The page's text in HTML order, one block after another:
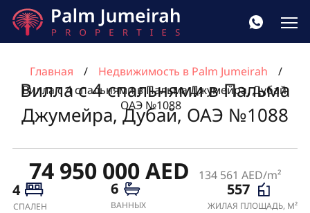
Главная
Недвижимость в Palm Jumeirah
Вилла с 4 спальнями в Пальма Джумейра, Дубай,
ОАЭ №1088
Вилла с 4 спальнями в Пальма
Джумейра, Дубай, ОАЭ №1088
74 950 000 AED 134 561 AED/m²
4
СПАЛЕН
6
ВАННЫХ
557
ЖИЛАЯ ПЛОЩАДЬ, М²